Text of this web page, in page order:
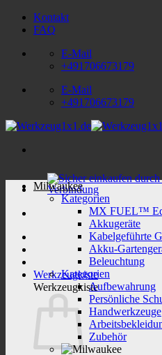
Zum
Inhalt
Kontakt
FAQ
E-Mail
+491706673179
E-Mail
+491706673179
Werkzeugkiste
Werkzeugkiste
Milwaukee
Kategorien
MX FUEL™
Akkugeräte
Kabelgeführte
Akku-
Beleuchtung
Kategorien
Aufbewahrung
Persönliche
Handwerkzeuge
Zubehör